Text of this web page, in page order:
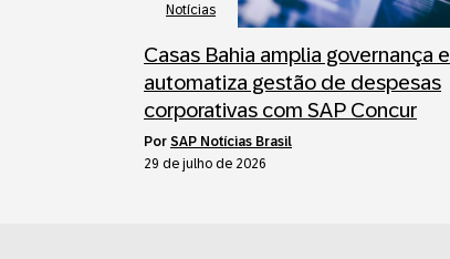
Notícias
Casas Bahia amplia governança e
automatiza gestão de despesas
corporativas com SAP Concur
por SAP Notícias Brasil
29 de julho de 2026